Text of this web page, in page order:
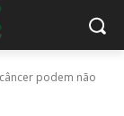
podem não